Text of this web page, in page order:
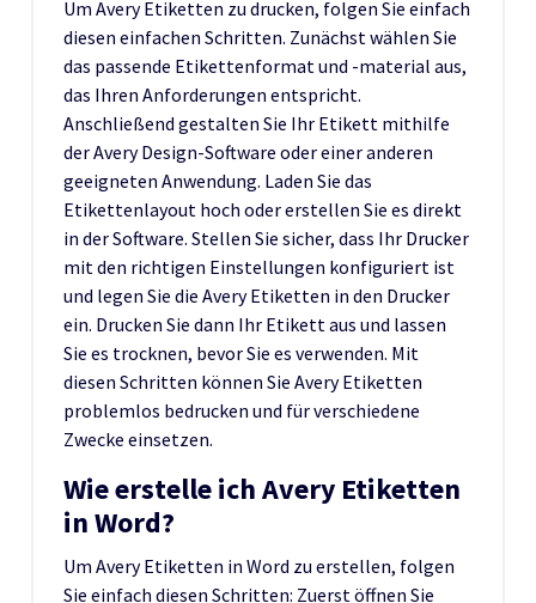
Um Avery Etiketten zu drucken, folgen Sie einfach
diesen einfachen Schritten. Zunächst wählen Sie
das passende Etikettenformat und -material aus,
das Ihren Anforderungen entspricht.
Anschließend gestalten Sie Ihr Etikett mithilfe
der Avery Design-Software oder einer anderen
geeigneten Anwendung. Laden Sie das
Etikettenlayout hoch oder erstellen Sie es direkt
in der Software. Stellen Sie sicher, dass Ihr Drucker
mit den richtigen Einstellungen konfiguriert ist
und legen Sie die Avery Etiketten in den Drucker
ein. Drucken Sie dann Ihr Etikett aus und lassen
Sie es trocknen, bevor Sie es verwenden. Mit
diesen Schritten können Sie Avery Etiketten
problemlos bedrucken und für verschiedene
Zwecke einsetzen.
Wie erstelle ich Avery Etiketten
in Word?
Um Avery Etiketten in Word zu erstellen, folgen
Sie einfach diesen Schritten: Zuerst öffnen Sie